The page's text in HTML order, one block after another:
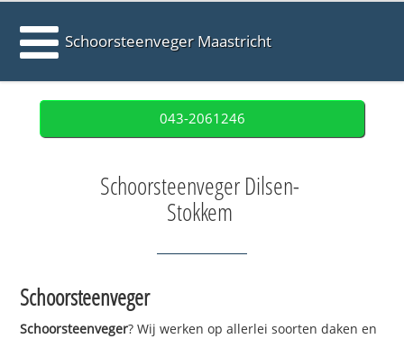
Schoorsteenveger Maastricht
043-2061246
Schoorsteenveger Dilsen-
Stokkem
Schoorsteenveger
Schoorsteenveger? Wij werken op allerlei soorten daken en